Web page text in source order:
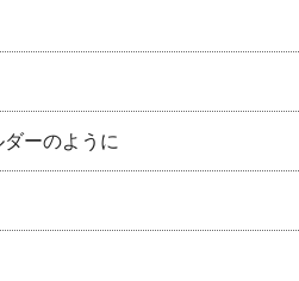
ダーのように